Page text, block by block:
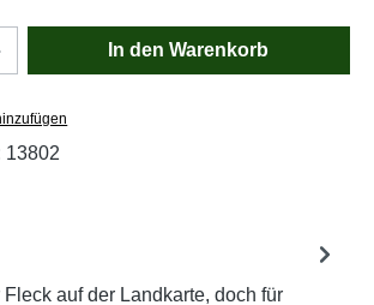
Gib den gewünschten
In den Warenkorb
13802
auf der Landkarte, doch für